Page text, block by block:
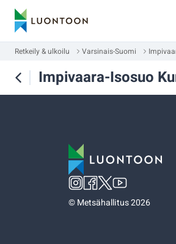
Retkeily & ulkoilu Varsinais-Suomi
Impivaara-Isosuo
©Metsähallitus 2026